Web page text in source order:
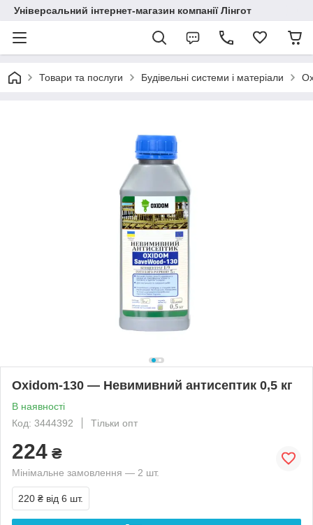
Універсальний інтернет-магазин компанії Лінгот
Товари та послуги Будівельні системи і матеріали
Oxidom-130 — Невимивний антисептик 0,5 кг
В наявності
Код: 3444392
Тільки опт
224 ₴
Мінімальне замовлення — 2 шт.
220 ₴ від 6 шт.